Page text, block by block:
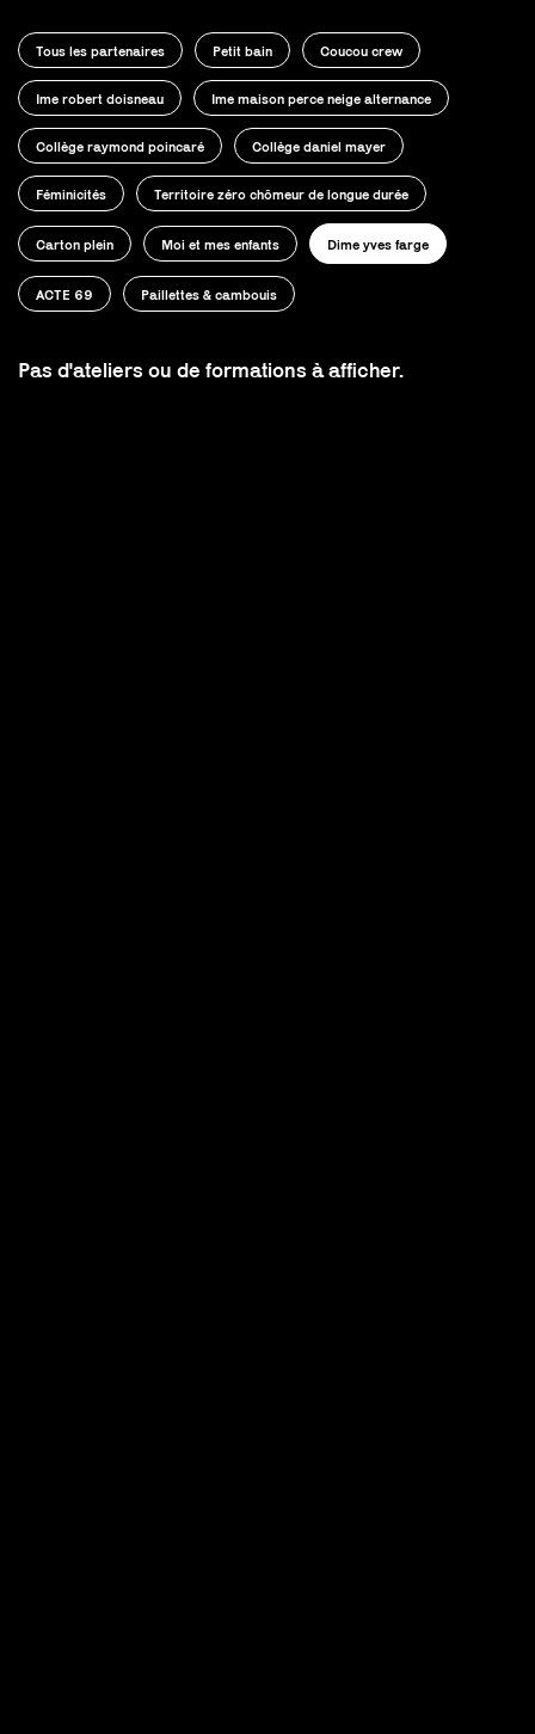
Tous les partenaires Petit bain Coucou crew
Ime robert doisneau Ime maison perce neige alternance
Collège raymond poincaré Collège daniel mayer
Féminicités Territoire zéro chômeur de longue durée
Carton plein Moi et mes enfants Dime yves farge
ACTE 69 Paillettes & cambouis
Pas d'ateliers ou de formations à afficher.